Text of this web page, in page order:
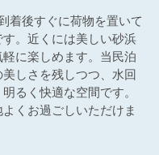
着後すぐに荷物を置いて
。近くには美しい砂浜
に楽しめます。当民泊
しさを残しつつ、水回
るく快適な空間です。
くお過ごしいただけま